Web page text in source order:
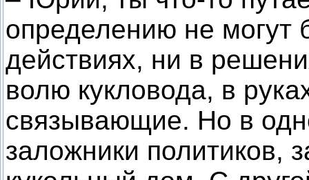
определению не могут
действиях, ни в
волю кукловода, в
связывающие. Но в
заложники политиков,